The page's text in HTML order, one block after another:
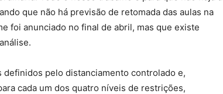
que não há previsão de retomada das aulas na
foi anunciado no final de abril, mas que existe
pelo distanciamento controlado e,
cada um dos quatro níveis de restrições,